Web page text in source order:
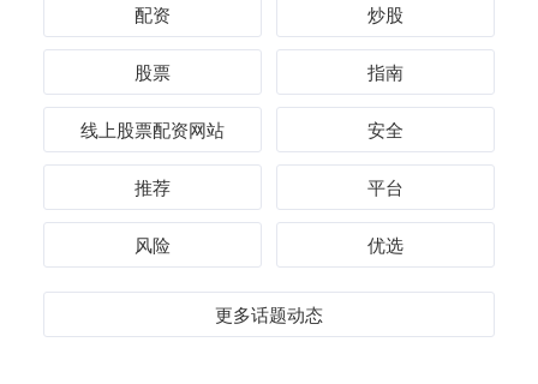
配资 炒股
股票 指南
线上股票配资网站 安全
推荐 平台
风险 优选
更多话题动态